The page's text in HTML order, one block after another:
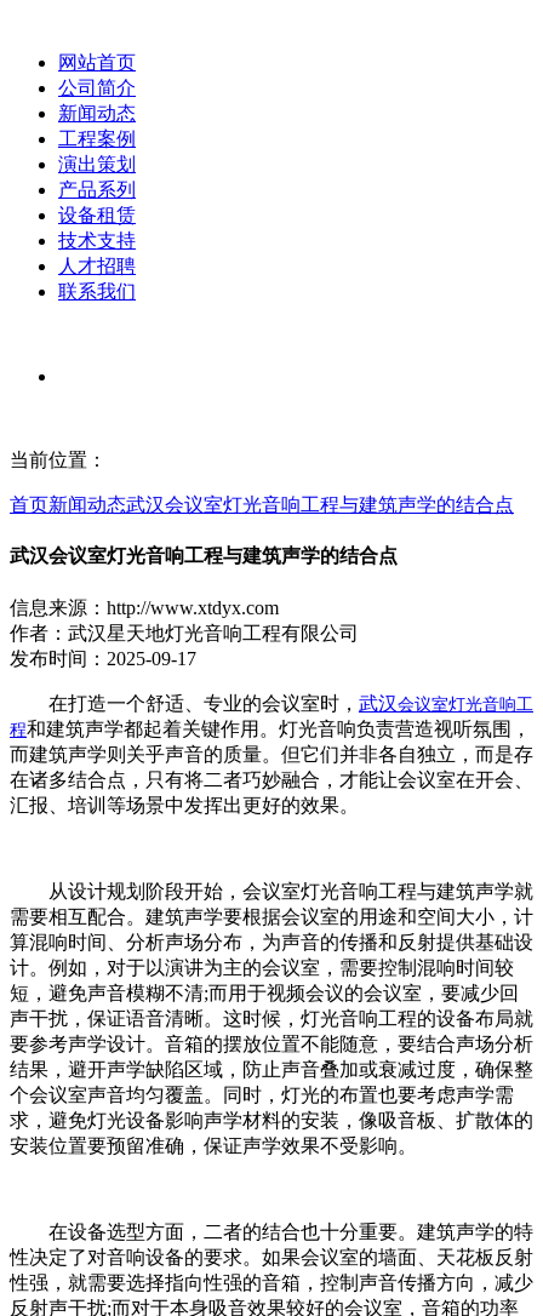
网站首页
公司简介
新闻动态
工程案例
演出策划
产品系列
设备租赁
技术支持
人才招聘
联系我们
当前位置：
首页新闻动态武汉会议室灯光音响工程与建筑声学的结合点
武汉会议室灯光音响工程与建筑声学的结合点
信息来源：http://www.xtdyx.com
作者：武汉星天地灯光音响工程有限公司
发布时间：2025-09-17
在打造一个舒适、专业的会议室时， 武汉会议室灯光音响工
程和建筑声学都起着关键作用。灯光音响负责营造视听氛围，
而建筑声学则关乎声音的质量。但它们并非各自独立，而是存
在诸多结合点，只有将二者巧妙融合，才能让会议室在开会、
汇报、培训等场景中发挥出更好的效果。
从设计规划阶段开始，会议室灯光音响工程与建筑声学就
需要相互配合。建筑声学要根据会议室的用途和空间大小，计
算混响时间、分析声场分布，为声音的传播和反射提供基础设
计。例如，对于以演讲为主的会议室，需要控制混响时间较
短，避免声音模糊不清;而用于视频会议的会议室，要减少回
声干扰，保证语音清晰。这时候，灯光音响工程的设备布局就
要参考声学设计。音箱的摆放位置不能随意，要结合声场分析
结果，避开声学缺陷区域，防止声音叠加或衰减过度，确保整
个会议室声音均匀覆盖。同时，灯光的布置也要考虑声学需
求，避免灯光设备影响声学材料的安装，像吸音板、扩散体的
安装位置要预留准确，保证声学效果不受影响。
在设备选型方面，二者的结合也十分重要。建筑声学的特
性决定了对音响设备的要求。如果会议室的墙面、天花板反射
性强，就需要选择指向性强的音箱，控制声音传播方向，减少
反射声干扰;而对于本身吸音效果较好的会议室，音箱的功率